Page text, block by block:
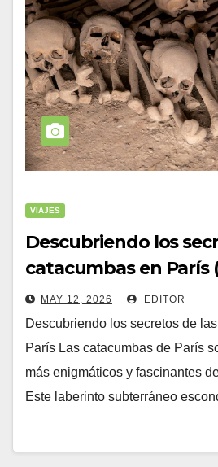
VIAJES
Descubriendo los
catacumbas en París
MAY 12, 2026 EDITOR
Descubriendo los secretos de
París Las catacumbas de París
más enigmáticos y fascinantes
Este laberinto subterráneo